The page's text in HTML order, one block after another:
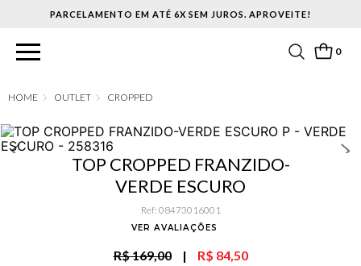
PARCELAMENTO EM ATÉ 6X SEM JUROS. APROVEITE!
0
OUTLET CROPPED
TOP CROPPED FRANZIDO-
VERDE ESCURO
Ref: 08473016001
VER AVALIAÇÕES
R$ 169,00 | R$ 84,50